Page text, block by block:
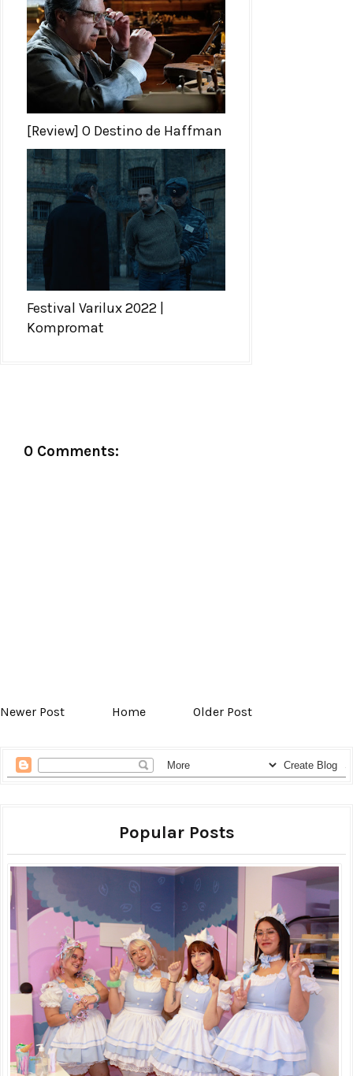
[Review] O Destino de Haffman
Festival Varilux 2022 |
Kompromat
0 Comments:
Newer Post Home Older Post
Popular Posts